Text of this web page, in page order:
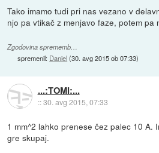
Tako imamo tudi pri nas vezano v
njo pa vtikač z menjavo faze, potem pa
Zgodovina sprememb…
spremenil: Daniel(30. avg 2015 ob 07:33)
...:TOMI:...
::30. avg 2015, 07:33
1 mm^2 lahko prenese čez palec 10 A.
gre skupaj.